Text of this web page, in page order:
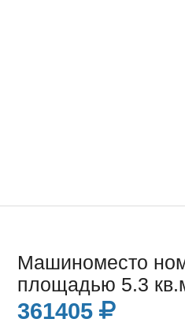
Машиноместо
площадью 5.3
361405